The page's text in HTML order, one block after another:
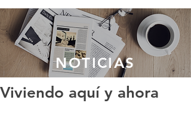
NOTICIAS
Viviendo aquí y ahora